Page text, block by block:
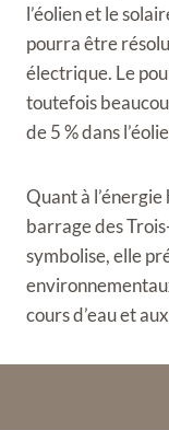
l’éolien et le
pourra être
électrique. Le
toutefois
de 5 % dans
Quant à
barrage des
symbolise, elle
cours d’eau et